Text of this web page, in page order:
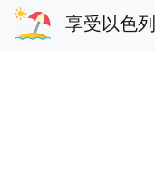
享受以色列